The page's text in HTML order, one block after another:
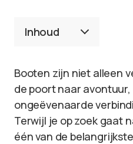
Inhoud
Booten zijn niet alleen
de poort naar
ongeëvenaarde
Terwijl je op zoek gaat
één van de